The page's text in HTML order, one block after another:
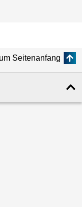
Seitenanfang